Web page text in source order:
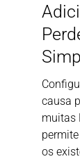
causa
muitas
os